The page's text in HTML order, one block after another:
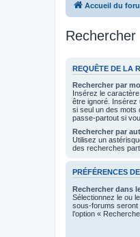
Accueil du
Rechercher
REQUÊTE DE LA
Rechercher par
Insérez le
être ignoré. Insérez
si seul un des mots
passe-partout si
Rechercher par
Utilisez un
des recherches
PRÉFÉRENCES
Rechercher dans
Sélectionnez le ou
sous-forums seront
l’option «